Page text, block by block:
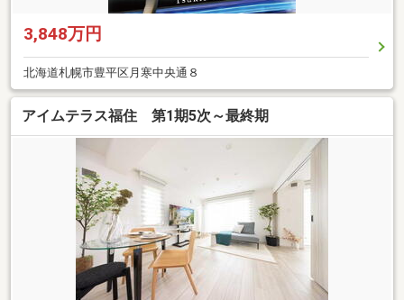
3,848万円
北海道札幌市豊平区月寒中央通８
アイムテラス福住 第1期5次～最終期